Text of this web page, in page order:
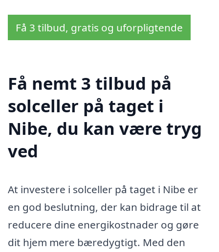
Få 3 tilbud, gratis og uforpligtende
Få nemt 3 tilbud på
solceller på taget i
Nibe, du kan være tryg
ved
At investere i solceller på taget i Nibe er
en god beslutning, der kan bidrage til at
reducere dine energikostnader og gøre
dit hjem mere bæredygtigt. Med den